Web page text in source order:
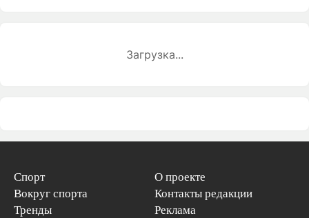
Загрузка...
Спорт
Вокруг спорта
Тренды
О проекте
Контакты редакции
Реклама